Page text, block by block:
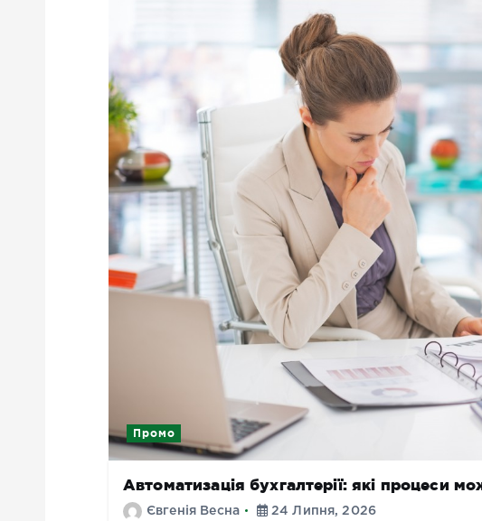
Промо
Автоматизація бухгалтерії: які процеси
Євгенія Весна 24 Липня, 2026